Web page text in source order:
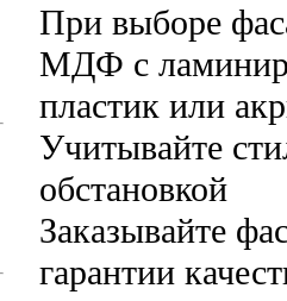
При выборе
МДФ с
пластик или
Учитывайте
обстановкой
Заказывайте
гарантии